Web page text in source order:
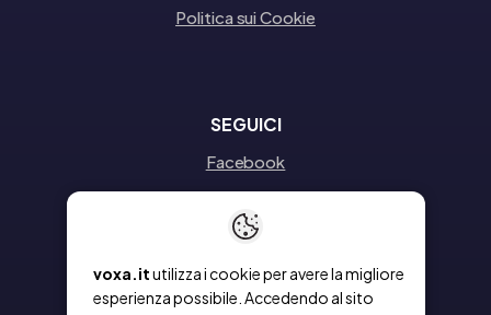
voxa.itutilizza i cookie per avere la migliore
esperienza possibile. Accedendo al sito
Politica sui Cookie
SEGUICI
Facebook
Instagram
Linkedin